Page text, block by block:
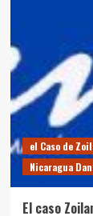
como
lo
que
un
macho
violador
impune,
el Caso de
Nicaragua
El caso